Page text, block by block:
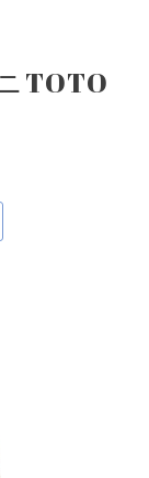
TOTO